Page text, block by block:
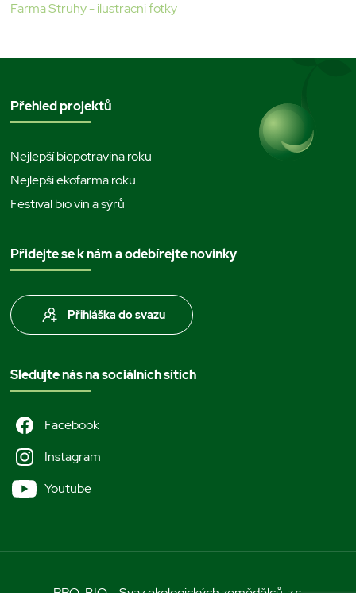
Farma Struhy - ilustracni fotky
Přehled projektů
Nejlepší biopotravina roku
Nejlepší ekofarma roku
Festival bio vín a sýrů
Přidejte se k nám a odebírejte novinky
Přihláška do svazu
Sledujte nás na sociálních sítích
Facebook
Instagram
Youtube